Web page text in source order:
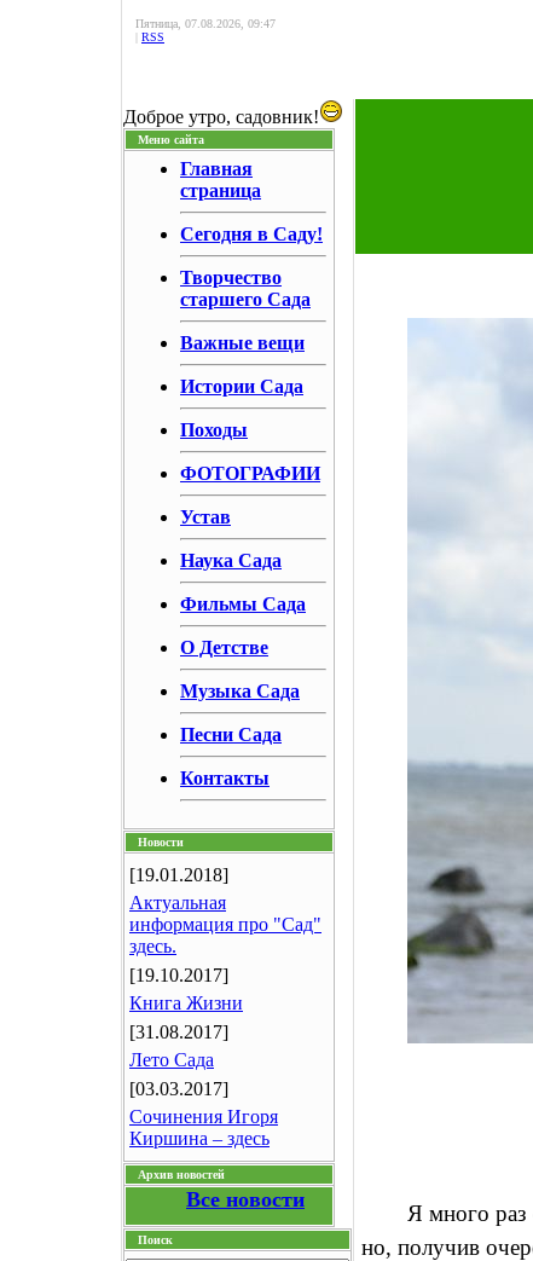
Пятница, 07.08.2026, 09:47
| RSS
Доброе утро, садовник!
Меню сайта
Главная
страница
Сегодня в Саду!
Творчество
старшего Сада
Важные вещи
Истории Сада
Походы
ФОТОГРАФИИ
Устав
Наука Сада
Фильмы Сада
О Детстве
Музыка Сада
Песни Сада
Контакты
Новости
[19.01.2018]
Актуальная
информация про "Сад"
здесь.
[19.10.2017]
Книга Жизни
[31.08.2017]
Лето Сада
[03.03.2017]
Сочинения Игоря
Киршина – здесь
Архив новостей
Все новости
Поиск
Я много раз
но, получив